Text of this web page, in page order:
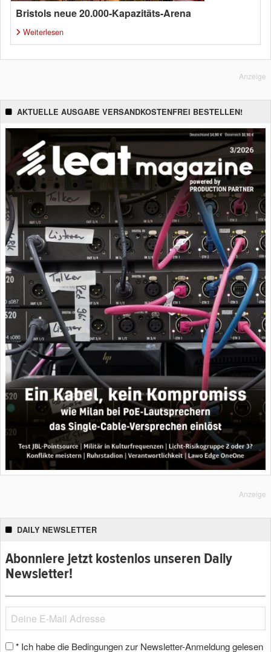
Bristols neue 20.000-Kapazitäts-Arena
Weiterlesen
Anzeige
AKTUELLE AUSGABE VERSANDKOSTENFREI BESTELLEN!
Anzeige
DAILY NEWSLETTER
Abonniere jetzt kostenlos unseren Daily
Newsletter!
* Ich habe die Bedingungen zur Newsletter-Anmeldung gelesen